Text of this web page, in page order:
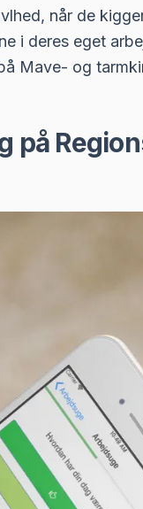
når de
i deres eget
Mave- og
på